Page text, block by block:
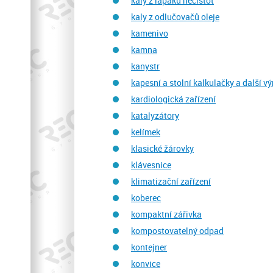
kaly z odlučovačů oleje
kamenivo
kamna
kanystr
kapesní a stolní kalkulačky a další
kardiologická zařízení
katalyzátory
kelímek
klasické žárovky
klávesnice
klimatizační zařízení
koberec
kompaktní zářivka
kompostovatelný odpad
kontejner
konvice